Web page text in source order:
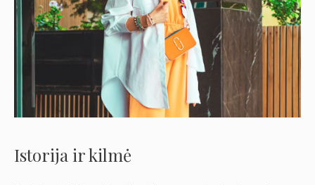
Istorija ir kilmė